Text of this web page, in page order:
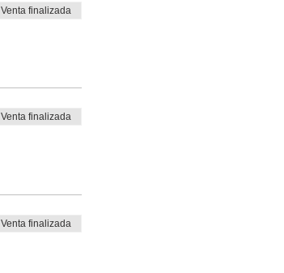
Venta finalizada
Venta finalizada
Venta finalizada